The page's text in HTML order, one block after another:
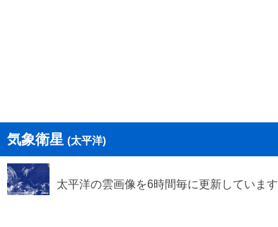
気象衛星 (太平洋)
太平洋の雲画像を6時間毎に更新しています